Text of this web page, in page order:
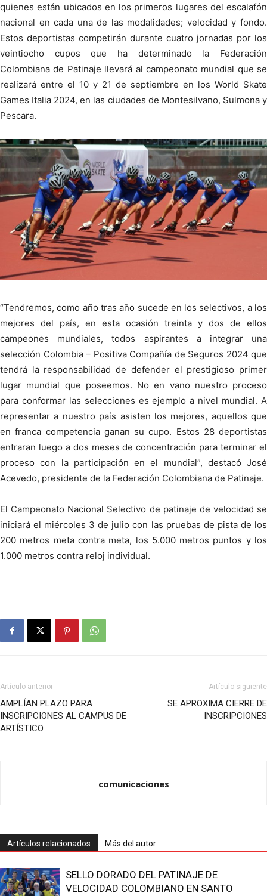
quienes están ubicados en los primeros lugares del escalafón
nacional en cada una de las modalidades; velocidad y fondo.
Estos deportistas competirán durante cuatro jornadas por los
veintiocho cupos que ha determinado la Federación
Colombiana de Patinaje llevará al campeonato mundial que se
realizará entre el 10 y 21 de septiembre en los World Skate
Games Italia 2024, en las ciudades de Montesilvano, Sulmona y
Pescara.
“Tendremos, como año tras año sucede en los selectivos, a los
mejores del país, en esta ocasión treinta y dos de ellos
campeones mundiales, todos aspirantes a integrar una
selección Colombia – Positiva Compañía de Seguros 2024 que
tendrá la responsabilidad de defender el prestigioso primer
lugar mundial que poseemos. No en vano nuestro proceso
para conformar las selecciones es ejemplo a nivel mundial. A
representar a nuestro país asisten los mejores, aquellos que
en franca competencia ganan su cupo. Estos 28 deportistas
entraran luego a dos meses de concentración para terminar el
proceso con la participación en el mundial”, destacó José
Acevedo, presidente de la Federación Colombiana de Patinaje.
El Campeonato Nacional Selectivo de patinaje de velocidad se
iniciará el miércoles 3 de julio con las pruebas de pista de los
200 metros meta contra meta, los 5.000 metros puntos y los
1.000 metros contra reloj individual.
Artículo anterior
AMPLÍAN PLAZO PARA
INSCRIPCIONES AL CAMPUS DE
ARTÍSTICO
Artículo siguiente
SE APROXIMA CIERRE DE
INSCRIPCIONES
comunicaciones
Artículos relacionados Más del autor
SELLO DORADO DEL PATINAJE DE
VELOCIDAD COLOMBIANO EN SANTO